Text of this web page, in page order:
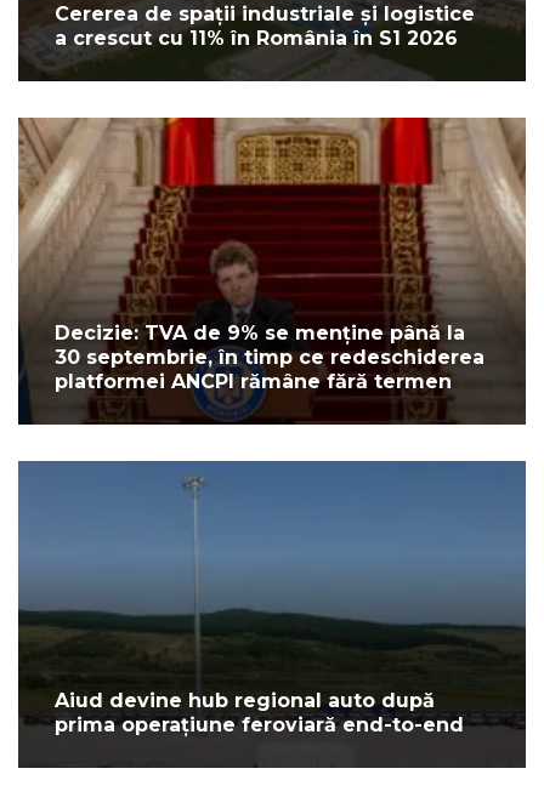
Cererea de spații industriale și logistice
a crescut cu 11% în România în S1 2026
Decizie: TVA de 9% se menține până la
30 septembrie, în timp ce redeschiderea
platformei ANCPI rămâne fără termen
Aiud devine hub regional auto după
prima operațiune feroviară end-to-end